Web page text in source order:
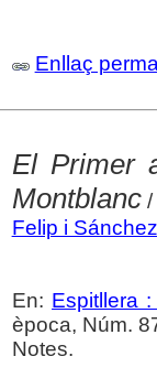
Enllaç
El Primer
Montblanc/
Felip i
En: Espitllera
època, Núm.
Notes.